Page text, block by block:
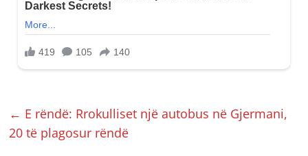
← E rëndë: Rrokulliset një autobus në Gjermani,
20 të plagosur rëndë